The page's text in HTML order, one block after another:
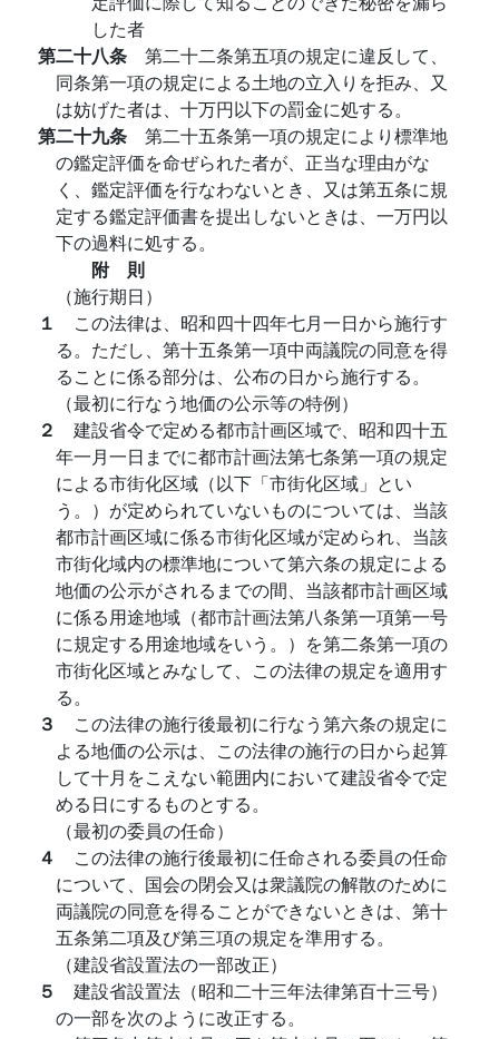
した者
第二十八条 第二十二条第五項の規定に違反して、
同条第一項の規定による土地の立入りを拒み、又
は妨げた者は、十万円以下の罰金に処する。
第二十九条 第二十五条第一項の規定により標準地
の鑑定評価を命ぜられた者が、正当な理由がな
く、鑑定評価を行なわないとき、又は第五条に規
定する鑑定評価書を提出しないときは、一万円以
下の過料に処する。
附 則
（施行期日）
１ この法律は、昭和四十四年七月一日から施行す
る。ただし、第十五条第一項中両議院の同意を得
ることに係る部分は、公布の日から施行する。
（最初に行なう地価の公示等の特例）
２ 建設省令で定める都市計画区域で、昭和四十五
年一月一日までに都市計画法第七条第一項の規定
による市街化区域（以下「市街化区域」とい
う。）が定められていないものについては、当該
都市計画区域に係る市街化区域が定められ、当該
市街化域内の標準地について第六条の規定による
地価の公示がされるまでの間、当該都市計画区域
に係る用途地域（都市計画法第八条第一項第一号
に規定する用途地域をいう。）を第二条第一項の
市街化区域とみなして、この法律の規定を適用す
る。
３ この法律の施行後最初に行なう第六条の規定に
よる地価の公示は、この法律の施行の日から起算
して十月をこえない範囲内において建設省令で定
める日にするものとする。
（最初の委員の任命）
４ この法律の施行後最初に任命される委員の任命
について、国会の閉会又は衆議院の解散のために
両議院の同意を得ることができないときは、第十
五条第二項及び第三項の規定を準用する。
（建設省設置法の一部改正）
５ 建設省設置法（昭和二十三年法律第百十三号）
の一部を次のように改正する。